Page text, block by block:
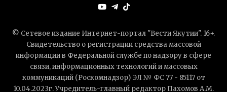
© Сетевое издание Интернет-портал "Вести Якутии". 16+.
Свидетельство о регистрации средства массовой
информации в Федеральной службе по надзору в сфере
связи, информационных технологий и массовых
коммуникаций (Роскомнадзор) ЭЛ № ФС 77 - 85117 от
10.04.2023г. Учредитель-главный редактор Пахомов А.М.